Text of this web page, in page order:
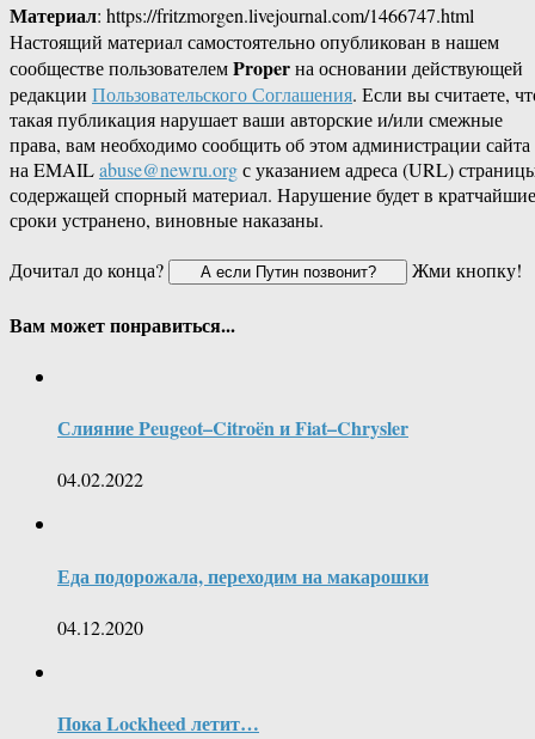
Материал: https://fritzmorgen.livejournal.com/1466747.html
Настоящий материал самостоятельно опубликован в нашем
сообществе пользователемProperна основании действующей
редакции Пользовательского Соглашения. Если вы считаете,
такая публикация нарушает ваши авторские и/или смежные
права, вам необходимо сообщить об этом администрации сайта
на EMAILabuse@newru.orgс указанием адреса (URL)
содержащей спорный материал. Нарушение будет в кратчайшие
сроки устранено, виновные наказаны.
Дочитал до конца?
Жми кнопку!
Вам может понравиться...
Слияние Peugeot–Citroën и Fiat–Chrysler
04.02.2022
Еда подорожала, переходим на макарошки
04.12.2020
Пока Lockheed летит…